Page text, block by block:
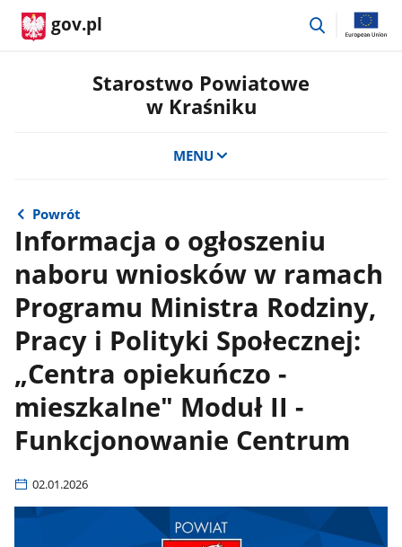
gov.pl
przejdź
Starostwo Powiatowe
w Kraśniku
MENU
Powrót
Informacja o ogłoszeniu
naboru wniosków w ramach
Programu Ministra Rodziny,
Pracy i Polityki Społecznej:
„Centra opiekuńczo -
mieszkalne" Moduł II -
Funkcjonowanie Centrum
02.01.2026